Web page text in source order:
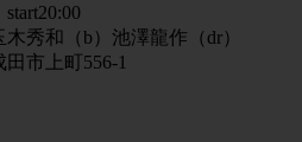
秀和（b）池澤龍作（dr）
市上町556-1